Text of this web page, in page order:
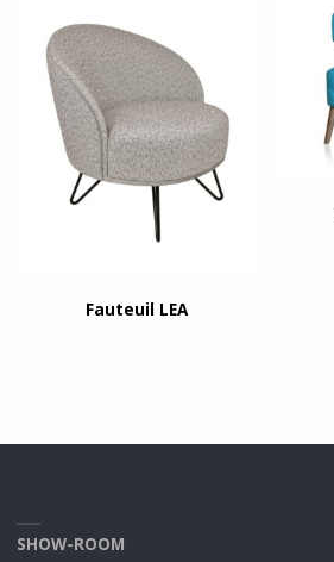
Fauteuil LEA
SHOW-ROOM